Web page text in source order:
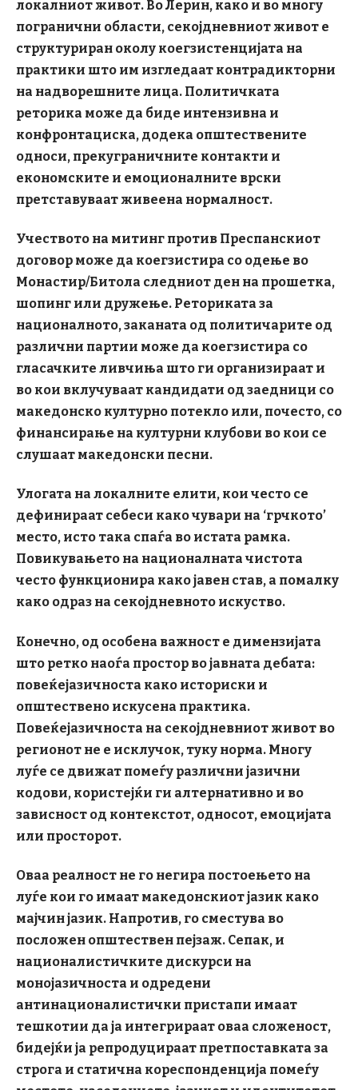
локалниот живот. Во Лерин, како и во многу
погранични области, секојдневниот живот е
структуриран околу коегзистенцијата на
практики што им изгледаат контрадикторни
на надворешните лица. Политичката
реторика може да биде интензивна и
конфронтациска, додека општествените
односи, прекуграничните контакти и
економските и емоционалните врски
претставуваат живеена нормалност.
Учеството на митинг против Преспанскиот
договор може да коегзистира со одење во
Монастир/Битола следниот ден на прошетка,
шопинг или дружење. Реториката за
националното, заканата од политичарите од
различни партии може да коегзистира со
гласачките ливчиња што ги организираат и
во кои вклучуваат кандидати од заедници со
македонско културно потекло или, почесто, со
финансирање на културни клубови во кои се
слушаат македонски песни.
Улогата на локалните елити, кои често се
дефинираат себеси како чувари на ‘грчкото’
место, исто така спаѓа во истата рамка.
Повикувањето на националната чистота
често функционира како јавен став, а помалку
како одраз на секојдневното искуство.
Конечно, од особена важност е димензијата
што ретко наоѓа простор во јавната дебата:
повеќејазичноста како историски и
општествено искусена практика.
Повеќејазичноста на секојдневниот живот во
регионот не е исклучок, туку норма. Многу
луѓе се движат помеѓу различни јазични
кодови, користејќи ги алтернативно и во
зависност од контекстот, односот, емоцијата
или просторот.
Оваа реалност не го негира постоењето на
луѓе кои го имаат македонскиот јазик како
мајчин јазик. Напротив, го сместува во
посложен општествен пејзаж. Сепак, и
националистичките дискурси на
монојазичноста и одредени
антинационалистички пристапи имаат
тешкотии да ја интегрираат оваа сложеност,
бидејќи ја репродуцираат претпоставката за
строга и статична кореспонденција помеѓу